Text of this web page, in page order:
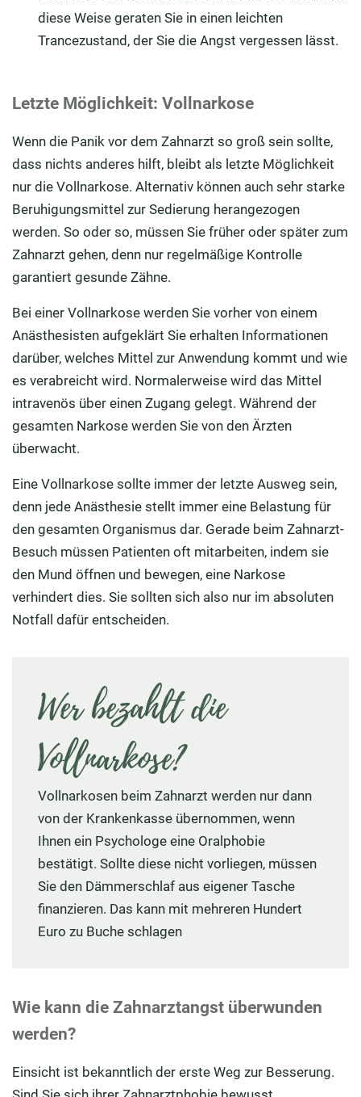
diese Weise geraten Sie in einen leichten
Trancezustand, der Sie die Angst vergessen lässt.
Letzte Möglichkeit: Vollnarkose
Wenn die Panik vor dem Zahnarzt so groß sein sollte,
dass nichts anderes hilft, bleibt als letzte Möglichkeit
nur die Vollnarkose. Alternativ können auch sehr starke
Beruhigungsmittel zur Sedierung herangezogen
werden. So oder so, müssen Sie früher oder später zum
Zahnarzt gehen, denn nur regelmäßige Kontrolle
garantiert gesunde Zähne.
Bei einer Vollnarkose werden Sie vorher von einem
Anästhesisten aufgeklärt Sie erhalten Informationen
darüber, welches Mittel zur Anwendung kommt und wie
es verabreicht wird. Normalerweise wird das Mittel
intravenös über einen Zugang gelegt. Während der
gesamten Narkose werden Sie von den Ärzten
überwacht.
Eine Vollnarkose sollte immer der letzte Ausweg sein,
denn jede Anästhesie stellt immer eine Belastung für
den gesamten Organismus dar. Gerade beim Zahnarzt-
Besuch müssen Patienten oft mitarbeiten, indem sie
den Mund öffnen und bewegen, eine Narkose
verhindert dies. Sie sollten sich also nur im absoluten
Notfall dafür entscheiden.
Wer bezahlt die
Vollnarkose?
Vollnarkosen beim Zahnarzt werden nur dann
von der Krankenkasse übernommen, wenn
Ihnen ein Psychologe eine Oralphobie
bestätigt. Sollte diese nicht vorliegen, müssen
Sie den Dämmerschlaf aus eigener Tasche
finanzieren. Das kann mit mehreren Hundert
Euro zu Buche schlagen
Wie kann die Zahnarztangst überwunden
werden?
Einsicht ist bekanntlich der erste Weg zur Besserung.